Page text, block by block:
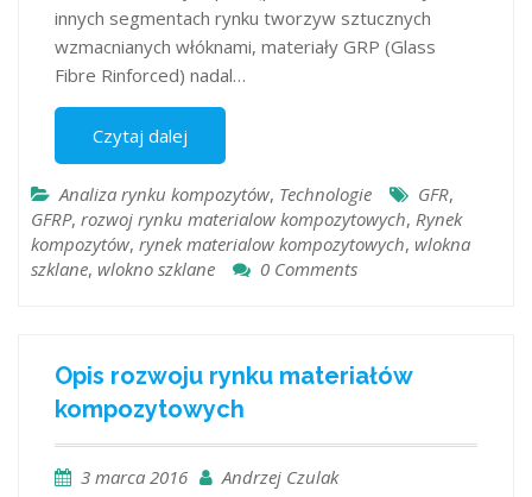
innych segmentach rynku tworzyw sztucznych
wzmacnianych włóknami, materiały GRP (Glass
Fibre Rinforced) nadal…
Czytaj dalej
Analiza rynku kompozytów, Technologie GFR,
GFRP, rozwoj rynku materialow kompozytowych, Rynek
kompozytów, rynek materialow kompozytowych, wlokna
szklane, wlokno szklane 0 Comments
Opis rozwoju rynku materiałów
kompozytowych
3 marca 2016
Andrzej Czulak